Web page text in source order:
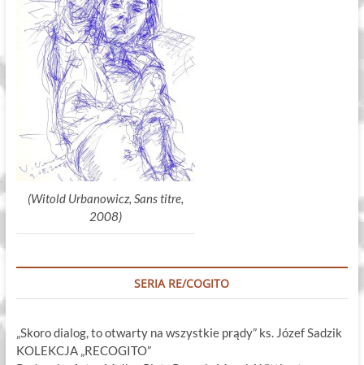
(Witold Urbanowicz, Sans titre,
2008)
SERIA RE/COGITO
„Skoro dialog, to otwarty na wszystkie prądy” ks. Józef Sadzik
KOLEKCJA „RECOGITO”